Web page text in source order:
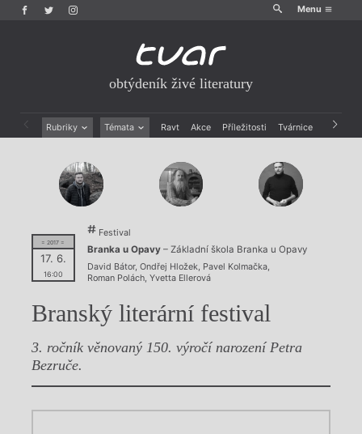
Menu
obtýdeník živé literatury
Rubriky Témata Ravt Akce Příležitosti Tvárnice Archiv
Drobná publicistika
Esejistika
Recenze a reflexe
Rozhovory
Právě vychází
Mauzoleum
Divadlo
Dokument
Výroční ceny
= 2017 =
17. 6.
16:00
Festival
Branka u Opavy– Základní škola Branka u Opavy
David Bátor, Ondřej Hložek, Pavel Kolmačka,
Roman Polách, Yvetta Ellerová
Branský literární festival
3. ročník věnovaný 150. výročí narození Petra
Bezruče.